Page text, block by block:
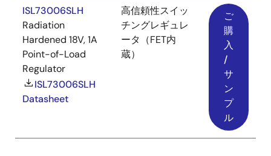
ISL73006SLH
Radiation
Hardened 18V, 1A
Point-of-Load
Regulator
ISL73006SLH
Datasheet
高信頼性スイッ
チングレギュレ
ータ（FET内
蔵）
ご
購
入
/
サ
ン
プ
ル